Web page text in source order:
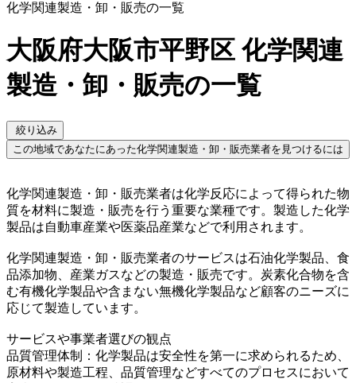
化学関連製造・卸・販売の一覧
大阪府大阪市平野区 化学関連
製造・卸・販売の一覧
絞り込み
この地域であなたにあった化学関連製造・卸・販売業者を見つけるには
化学関連製造・卸・販売業者は化学反応によって得られた物
質を材料に製造・販売を行う重要な業種です。製造した化学
製品は自動車産業や医薬品産業などで利用されます。
化学関連製造・卸・販売業者のサービスは石油化学製品、食
品添加物、産業ガスなどの製造・販売です。炭素化合物を含
む有機化学製品や含まない無機化学製品など顧客のニーズに
応じて製造しています。
サービスや事業者選びの観点
品質管理体制：化学製品は安全性を第一に求められるため、
原材料や製造工程、品質管理などすべてのプロセスにおいて